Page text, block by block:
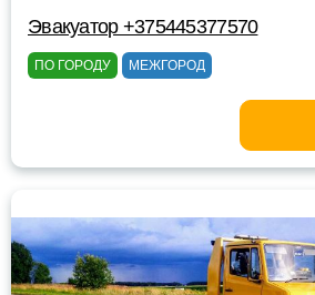
Эвакуатор +375445377570
ПО ГОРОДУ МЕЖГОРОД